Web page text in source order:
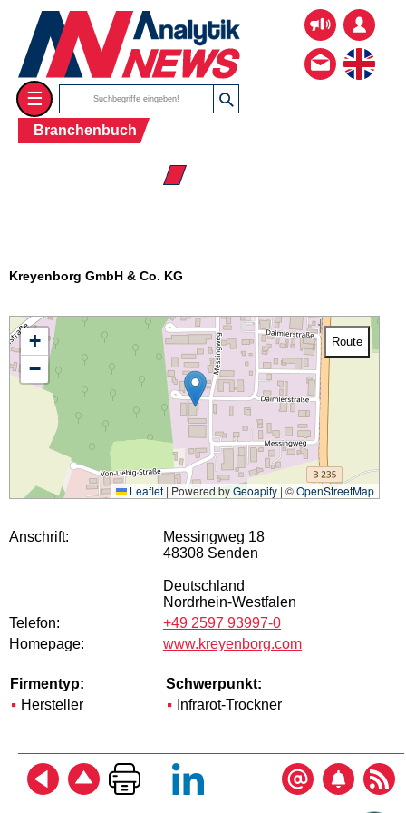
☰
Branchenbuch
☰ Firmenverzeichnis
Kreyenborg GmbH & Co. KG
+
−
Route
Leaflet | Powered byGeoapify| ©OpenStreetMap
Anschrift:
Messingweg 18
48308 Senden
Deutschland
Nordrhein-Westfalen
Telefon:
+49 2597 93997-0
Homepage:
www.kreyenborg.com
Firmentyp:
Hersteller
Schwerpunkt:
Infrarot-Trockner